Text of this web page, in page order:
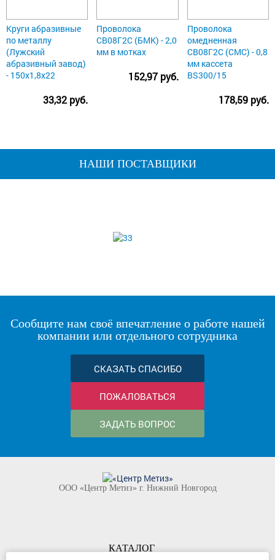
Круги абразивные
по металлу
(Лужский
абразивный завод)
- 150х1,8х22
33,32 руб.
Проволока
СВ08Г2С (БМК) - 2,0
мм в мотках
152,97 руб.
Проволока
омедненная
СВ08Г2С (СМС) - 0,8
мм кассета
BS300/15
178,59 руб.
НАШИ ПОСТАВЩИКИ
Сообщите нам своё впечатление о работе нашей
компании или отдельного сотрудника
СКАЗАТЬ СПАСИБО
ПОЖАЛОВАТЬСЯ
ЗАДАТЬ ВОПРОС
ООО «Центр Метиз» г. Нижний Новгород
КАТАЛОГ